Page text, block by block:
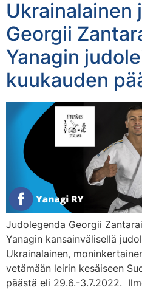
Ukrainalainen
Georgii
Yanagin
kuukauden
Judolegenda Georgii
Yanagin kansainvälisellä
Ukrainalainen,
vetämään leirin kesäiseen
päästä eli 29.6.-3.7.2022.